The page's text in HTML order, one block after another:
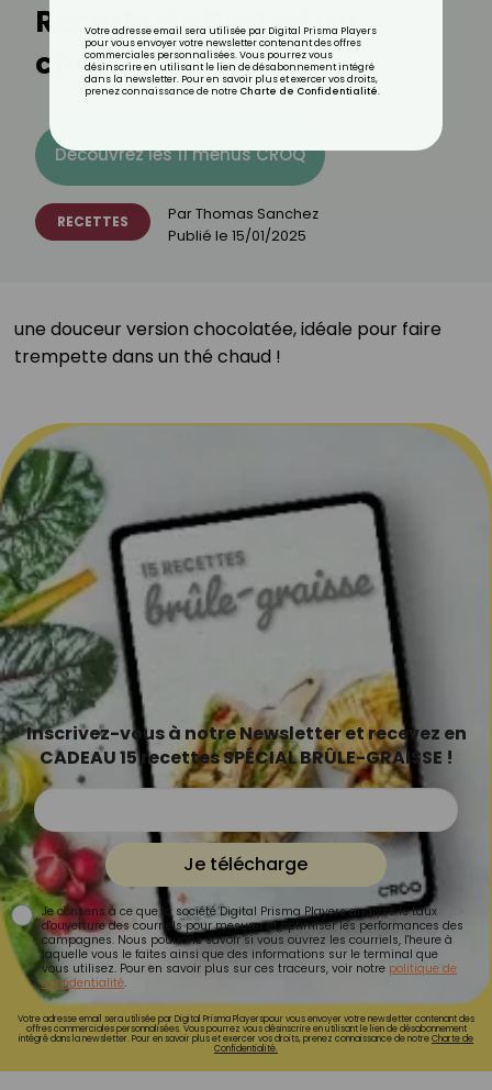
Recette de Bretzel au
chocolat
Découvrez les 11 menus CROQ
RECETTES ParThomas Sanchez
Publié le 15/01/2025
une douceur version chocolatée, idéale pour faire
trempette dans un thé chaud !⁣
Inscrivez-vous à notre Newsletter et recevez en
CADEAU 15 recettes SPÉCIAL BRÛLE-GRAISSE !
Je télécharge
Je consens à ce que la société Digital Prisma Players analyse le taux
d'ouverture des courriels pour mesurer et optimiser les performances des
campagnes. Nous pourrons savoir si vous ouvrez les courriels, l'heure à
laquelle vous le faites ainsi que des informations sur le terminal que
vous utilisez. Pour en savoir plus sur ces traceurs, voir notre politique de
confidentialité.
Votre adresse email sera utilisée par Digital Prisma Playerspour vous envoyer votre newsletter contenant des
offres commerciales personnalisées. Vous pourrez vous désinscrire en utilisant le lien de désabonnement
intégré dans la newsletter. Pour en savoir plus et exercer vos droits, prenez connaissance de notreCharte de
Confidentialité.
Votre adresse email sera utilisée par Digital Prisma Players
pour vous envoyer votre newsletter contenant des offres
commerciales personnalisées. Vous pourrez vous
désinscrire en utilisant le lien de désabonnement intégré
dans la newsletter. Pour en savoir plus et exercer vos droits,
prenez connaissance de notre Charte de Confidentialité.